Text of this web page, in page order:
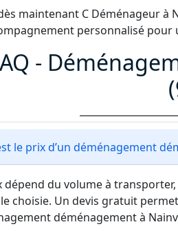
maintenant C Déménageur à
personnalisé pour
-
le prix d’un déménagement
dépend du volume à
choisie. Un devis gratuit
déménagement à